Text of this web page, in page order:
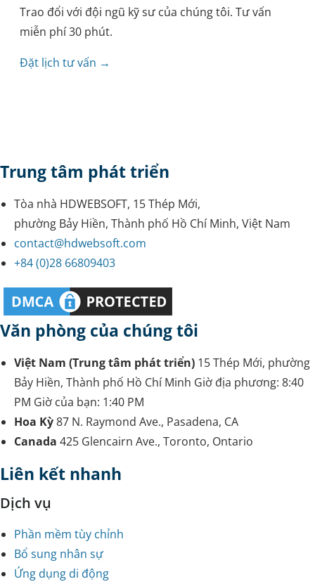
Trao đổi với đội ngũ kỹ sư của chúng tôi. Tư vấn
miễn phí 30 phút.
Đặt lịch tư vấn →
Trung tâm phát triển
Tòa nhà HDWEBSOFT, 15 Thép Mới,
phường Bảy Hiền, Thành phố Hồ Chí Minh, Việt Nam
contact@hdwebsoft.com
+84 (0)28 66809403
Văn phòng của chúng tôi
Việt Nam (Trung tâm phát triển) 15 Thép Mới, phường
Bảy Hiền, Thành phố Hồ Chí Minh Giờ địa phương: 8:40
PM Giờ của bạn: 1:40 PM
Hoa Kỳ87 N. Raymond Ave., Pasadena, CA
Canada 425 Glencairn Ave., Toronto, Ontario
Liên kết nhanh
Dịch vụ
Phần mềm tùy chỉnh
Bổ sung nhân sự
Ứng dụng di động